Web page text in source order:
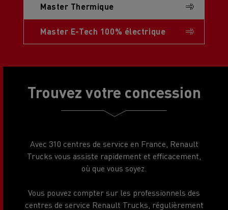
Master Thermique
Master E-Tech 100% électrique
Trouvez votre concession
Avec 310 centres de service en France, Renault
Trucks vous assiste rapidement et efficacement,
où que vous soyez.
Vous pouvez compter sur les professionnels des
centres de service Renault Trucks, régulièrement